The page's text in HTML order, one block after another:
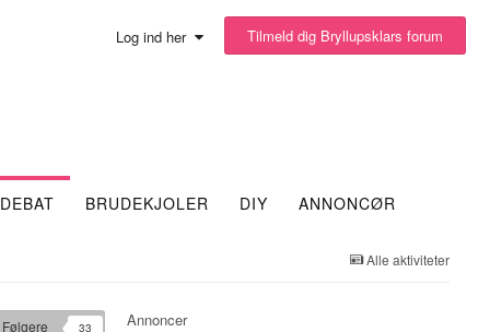
Log ind her Tilmeld dig Bryllupsklars forum
DEBAT BRUDEKJOLER DIY ANNONCØR
Alle aktiviteter
Følgere 33 Annoncer